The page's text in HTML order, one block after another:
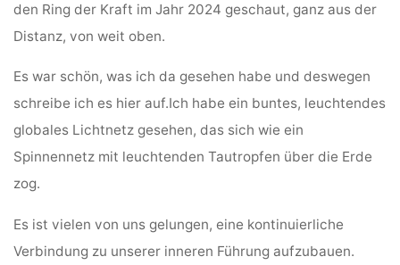
den Ring der Kraft im Jahr 2024 geschaut, ganz aus der
Distanz, von weit oben.
Es war schön, was ich da gesehen habe und deswegen
schreibe ich es hier auf.Ich habe ein buntes, leuchtendes
globales Lichtnetz gesehen, das sich wie ein
Spinnennetz mit leuchtenden Tautropfen über die Erde
zog.
Es ist vielen von uns gelungen, eine kontinuierliche
Verbindung zu unserer inneren Führung aufzubauen.